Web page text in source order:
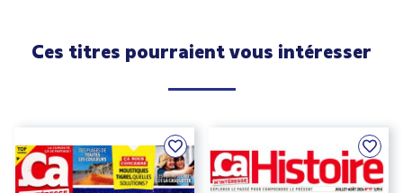
Ces titres pourraient vous intéresser